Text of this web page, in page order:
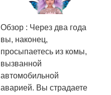
Обзор : Через два года
вы, наконец,
просыпаетесь из комы,
вызванной
автомобильной
аварией. Вы страдаете